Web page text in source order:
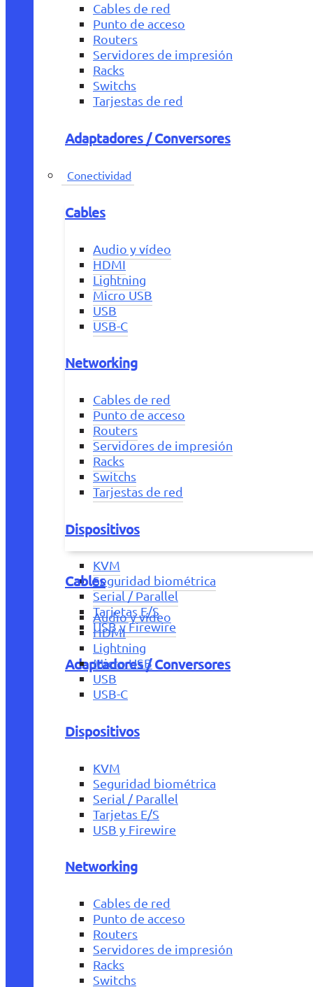
Cables de red
Punto de acceso
Routers
Servidores de impresión
Racks
Switchs
Tarjestas de red
Adaptadores / Conversores
Conectividad
Cables
Audio y vídeo
HDMI
Lightning
Micro USB
USB
USB-C
Networking
Cables de red
Punto de acceso
Routers
Servidores de impresión
Racks
Switchs
Tarjestas de red
Dispositivos
KVM
Seguridad biométrica
Serial / Parallel
Tarjetas E/S
USB y Firewire
Adaptadores / Conversores
Cables
Audio y vídeo
HDMI
Lightning
Micro USB
USB
USB-C
Dispositivos
KVM
Seguridad biométrica
Serial / Parallel
Tarjetas E/S
USB y Firewire
Networking
Cables de red
Punto de acceso
Routers
Servidores de impresión
Racks
Switchs